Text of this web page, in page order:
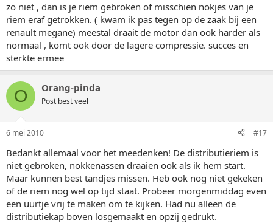
zo niet , dan is je riem gebroken of misschien nokjes van je
riem eraf getrokken. ( kwam ik pas tegen op de zaak bij een
renault megane) meestal draait de motor dan ook harder als
normaal , komt ook door de lagere compressie. succes en
sterkte ermee
O Orang-pinda
Post best veel
6 mei 2010 #17
Bedankt allemaal voor het meedenken! De distributieriem is
niet gebroken, nokkenassen draaien ook als ik hem start.
Maar kunnen best tandjes missen. Heb ook nog niet gekeken
of de riem nog wel op tijd staat. Probeer morgenmiddag even
een uurtje vrij te maken om te kijken. Had nu alleen de
distributiekap boven losgemaakt en opzij gedrukt.